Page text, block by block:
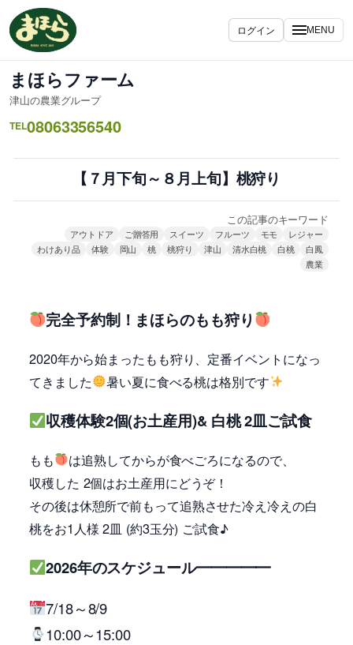
容
を
キ
ッ
プ
ログイン MENU
まほらファーム
津山の農業グループ
TEL08063356540
【７月下旬～８月上旬】桃狩り
この記事のキーワード
アウトドア ご贈答用 スイーツ フルーツ モモ
レジャー
わけあり品
体験 岡山 桃 桃狩り 津山 清水白桃 白桃
白鳳
農業
完全予約制！まほらのもも狩り
2020年から始まったもも狩り、定番イベントになっ
てきました
暑い夏に食べる桃は格別です
収穫体験2個(お土産用)& 白桃 2皿ご試食
もも
は追熟してからが食べごろになるので、
収穫した 2個はお土産用にどうぞ！
その後は休憩所で前もって追熟させた冷え冷えの白
桃をお1人様 2皿 (約3玉分) ご試食♪
2026年のスケジュール━━━━━
7/18～8/9
10:00～15:00